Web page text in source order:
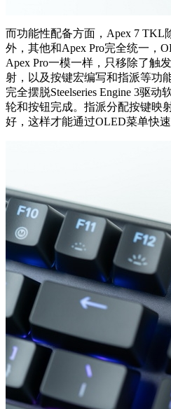
而功能性配备方面，Apex 7 TKL
外，其他和Apex Pro完全统一，
Apex Pro一模一样，只移除了触
射，以及按键宏编写和指派等功
完全摆脱Steelseries Engine 3驱
轮和按钮完成。指派分配按键映
好，这样才能通过OLED菜单快速